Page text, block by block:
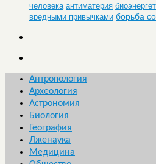
человека антиматерия
вредными привычками борьба
Антропология
Археология
Астрономия
Биология
География
Лженаука
Медицина